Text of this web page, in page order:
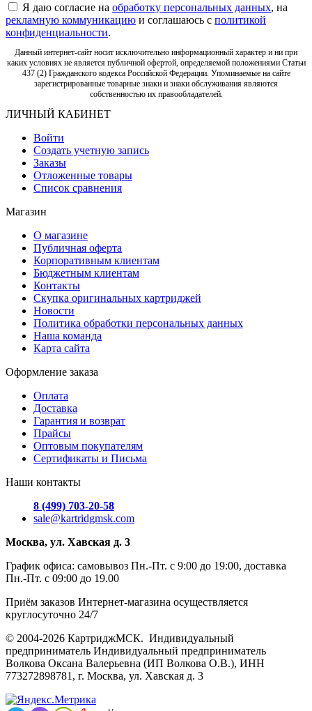
Я даю согласие на обработку персональных данных, на
рекламную коммуникацию и соглашаюсь с политикой
конфиденциальности.
Данный интернет-сайт носит исключительно информационный характер и ни при
каких условиях не является публичной офертой, определяемой положениями Статьи
437 (2) Гражданского кодекса Российской Федерации. Упоминаемые на сайте
зарегистрированные товарные знаки и знаки обслуживания являются
собственностью их правообладателей.
ЛИЧНЫЙ КАБИНЕТ
Войти
Создать учетную запись
Заказы
Отложенные товары
Список сравнения
Магазин
О магазине
Публичная оферта
Корпоративным клиентам
Бюджетным клиентам
Контакты
Скупка оригинальных картриджей
Новости
Политика обработки персональных данных
Наша команда
Карта сайта
Оформление заказа
Оплата
Доставка
Гарантия и возврат
Прайсы
Оптовым покупателям
Сертификаты и Письма
Наши контакты
8 (499) 703-20-58
sale@kartridgmsk.com
Москва, ул. Хавская д. 3
График офиса: самовывоз Пн.-Пт. с 9:00 до 19:00, доставка
Пн.-Пт. с 09:00 до 19.00
Приём заказов Интернет-магазина осуществляется
круглосуточно 24/7
© 2004-2026 КартриджМСК. Индивидуальный
предприниматель Индивидуальный предприниматель
Волкова Оксана Валерьевна (ИП Волкова О.В.), ИНН
773272898781, г. Москва, ул. Хавская д. 3